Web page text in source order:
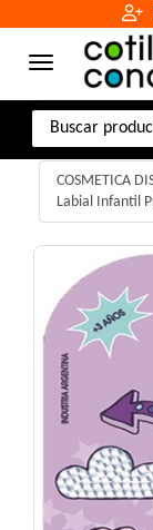
Toggle navigation
COSMETICA
Labial Infantil